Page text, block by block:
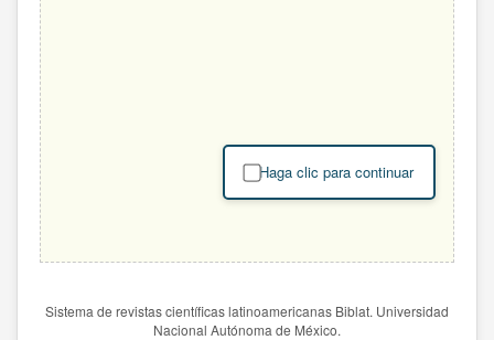
Haga clic para continuar
Sistema de revistas científicas latinoamericanas Biblat. Universidad
Nacional Autónoma de México.